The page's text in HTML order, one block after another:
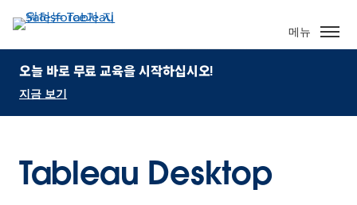
메뉴
오늘 바로 무료 교육을 시작하십시오!
지금 보기
Tableau Desktop